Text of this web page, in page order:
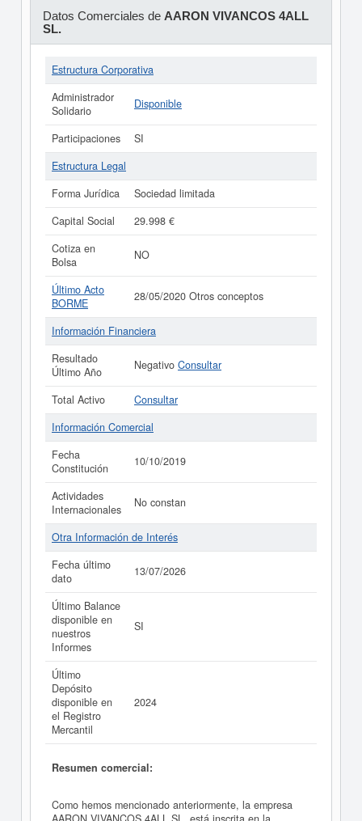
Datos Comerciales de AARON VIVANCOS 4ALL
SL.
Estructura Corporativa
Administrador
Solidario
Disponible
Participaciones
SI
Estructura Legal
Forma Jurídica
Sociedad limitada
Capital Social
29.998 €
Cotiza en
Bolsa
NO
Último Acto
BORME
28/05/2020 Otros conceptos
Información Financiera
Resultado
Último Año
Negativo Consultar
Total Activo
Consultar
Información Comercial
Fecha
Constitución
10/10/2019
Actividades
Internacionales
No constan
Otra Información de Interés
Fecha último
dato
13/07/2026
Último Balance
disponible en
nuestros
Informes
SI
Último
Depósito
disponible en
el Registro
Mercantil
2024
Resumen comercial:
Como hemos mencionado anteriormente, la empresa